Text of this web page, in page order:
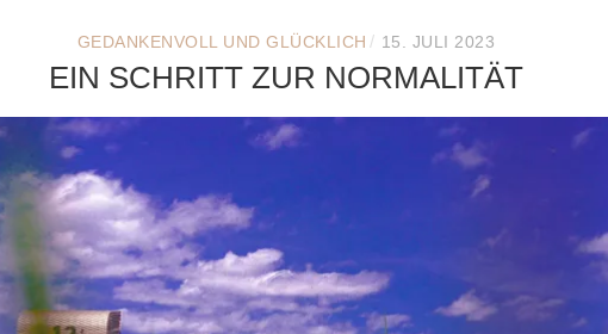
GEDANKENVOLL UND GLÜCKLICH / 15. JULI 2023
EIN SCHRITT ZUR NORMALITÄT